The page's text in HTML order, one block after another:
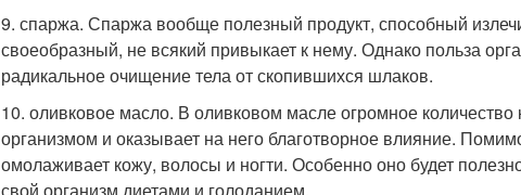
9. спаржа. Спаржа вообще полезный продукт, способный
своеобразный, не всякий привыкает к нему. Однако польза
радикальное очищение тела от скопившихся шлаков.
10. оливковое масло. В оливковом масле огромное
организмом и оказывает на него благотворное влияние.
омолаживает кожу, волосы и ногти. Особенно оно будет